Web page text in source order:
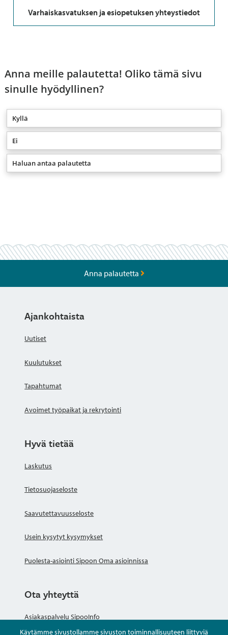
Varhaiskasvatuksen ja esiopetuksen yhteystiedot
Anna meille palautetta! Oliko tämä sivu
sinulle hyödyllinen?
Kyllä
Ei
Haluan antaa palautetta
Käytämme sivustollamme sivuston toiminnallisuuteen liittyviä
Anna palautetta
Ajankohtaista
Uutiset
Kuulutukset
Tapahtumat
Avoimet työpaikat ja rekrytointi
Hyvä tietää
Laskutus
Tietosuojaseloste
Saavutettavuusseloste
Usein kysytyt kysymykset
Puolesta-asiointi Sipoon Oma asioinnissa
Ota yhteyttä
Asiakaspalvelu SipooInfo